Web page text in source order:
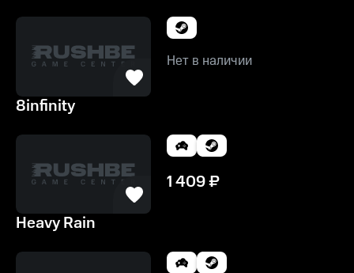
Нет в наличии
8infinity
1 409₽
Heavy Rain